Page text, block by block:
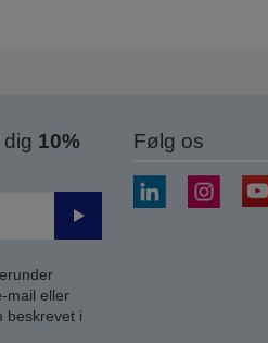
10%
Send
mail eller
beskrevet i
Følg os